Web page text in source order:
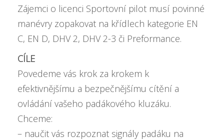
Zájemci o licenci Sportovní pilot musí povinné
manévry zopakovat na křídlech kategorie EN
C, EN D, DHV 2, DHV 2-3 či Preformance.
CÍLE
Povedeme vás krok za krokem k
efektivnějšímu a bezpečnějšímu cítění a
ovládání vašeho padákového kluzáku.
Chceme:
– naučit vás rozpoznat signály padáku na